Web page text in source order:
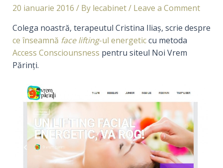
20 ianuarie 2016 / By lecabinet/ Leave a Comment
Colega noastră, terapeutul Cristina Iliaș, scrie despre
ce înseamnă face lifting-ul energeticcu metoda
Access Consciounsness pentru siteul Noi Vrem
Părinți.